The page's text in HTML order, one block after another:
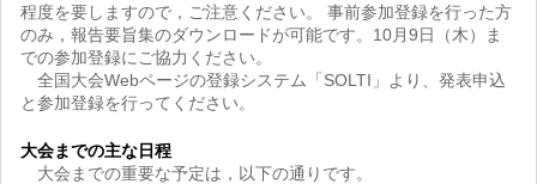
程度を要しますので，ご注意ください。 事前参加登録を行った方
のみ，報告要旨集のダウンロードが可能です。10月9日（木）ま
での参加登録にご協力ください。
全国大会Webページの登録システム「SOLTI」より、発表申込
と参加登録を行ってください。
大会までの主な日程
大会までの重要な予定は，以下の通りです。